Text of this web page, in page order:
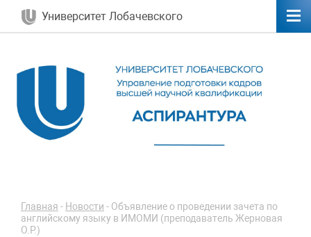
Университет Лобачевского
Главная - Новости - Объявление о проведении зачета по
английскому языку в ИМОМИ (преподаватель Жерновая
О.Р.)